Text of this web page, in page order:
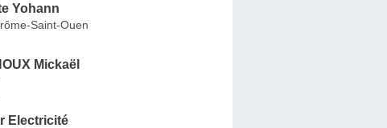
Yohann
Saint-Ouen
Mickaël
Electricité